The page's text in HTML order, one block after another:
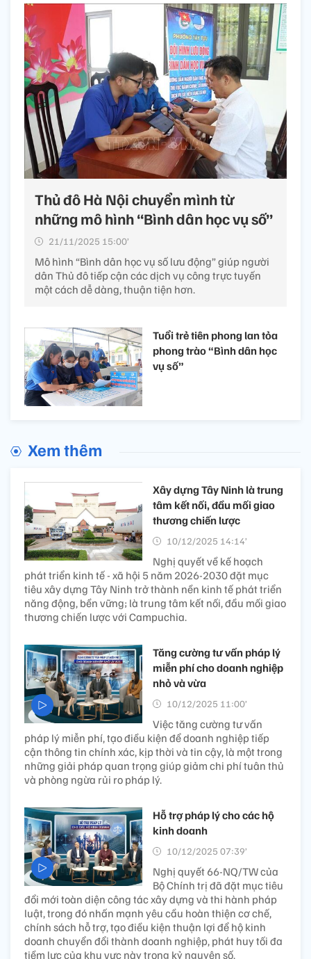
Thủ đô Hà Nội chuyển mình từ
những mô hình “Bình dân học vụ số”
21/11/2025 15:00’
Mô hình “Bình dân học vụ số lưu động” giúp người
dân Thủ đô tiếp cận các dịch vụ công trực tuyến
một cách dễ dàng, thuận tiện hơn.
Tuổi trẻ tiên phong lan tỏa
phong trào “Bình dân học
vụ số”
Xem thêm
Xây dựng Tây Ninh là trung
tâm kết nối, đầu mối giao
thương chiến lược
10/12/2025 14:14’
Nghị quyết về kế hoạch
phát triển kinh tế - xã hội 5 năm 2026-2030 đặt mục
tiêu xây dựng Tây Ninh trở thành nền kinh tế phát triển
năng động, bền vững; là trung tâm kết nối, đầu mối giao
thương chiến lược với Campuchia.
Tăng cường tư vấn pháp lý
miễn phí cho doanh nghiệp
nhỏ và vừa
10/12/2025 11:00’
Việc tăng cường tư vấn
pháp lý miễn phí, tạo điều kiện để doanh nghiệp tiếp
cận thông tin chính xác, kịp thời và tin cậy, là một trong
những giải pháp quan trọng giúp giảm chi phí tuân thủ
và phòng ngừa rủi ro pháp lý.
Hỗ trợ pháp lý cho các hộ
kinh doanh
10/12/2025 07:39’
Nghị quyết 66-NQ/TW của
Bộ Chính trị đã đặt mục tiêu
đổi mới toàn diện công tác xây dựng và thi hành pháp
luật, trong đó nhấn mạnh yêu cầu hoàn thiện cơ chế,
chính sách hỗ trợ, tạo điều kiện thuận lợi để hộ kinh
doanh chuyển đổi thành doanh nghiệp, phát huy tối đa
tiềm lực của khu vực này trong kỷ nguyên số.